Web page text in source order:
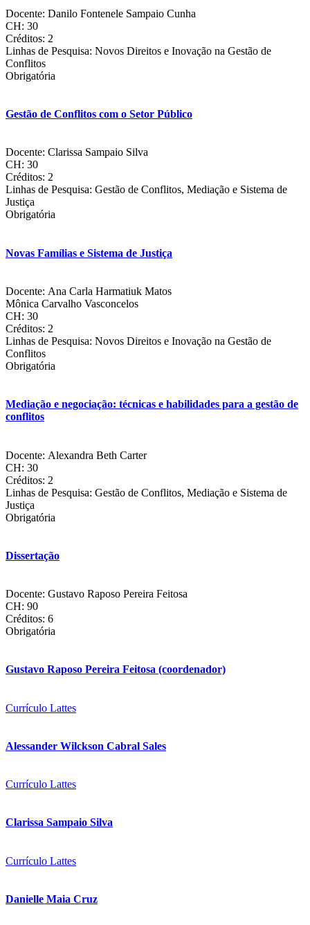
Docente: Danilo Fontenele Sampaio Cunha
CH: 30
Créditos: 2
Linhas de Pesquisa: Novos Direitos e Inovação na Gestão de
Conflitos
Obrigatória
Gestão de Conflitos com o Setor Público
Docente: Clarissa Sampaio Silva
CH: 30
Créditos: 2
Linhas de Pesquisa: Gestão de Conflitos, Mediação e Sistema de
Justiça
Obrigatória
Novas Famílias e Sistema de Justiça
Docente: Ana Carla Harmatiuk Matos
Mônica Carvalho Vasconcelos
CH: 30
Créditos: 2
Linhas de Pesquisa: Novos Direitos e Inovação na Gestão de
Conflitos
Obrigatória
Mediação e negociação: técnicas e habilidades para a gestão de
conflitos
Docente: Alexandra Beth Carter
CH: 30
Créditos: 2
Linhas de Pesquisa: Gestão de Conflitos, Mediação e Sistema de
Justiça
Obrigatória
Dissertação
Docente: Gustavo Raposo Pereira Feitosa
CH: 90
Créditos: 6
Obrigatória
Gustavo Raposo Pereira Feitosa (coordenador)
Currículo Lattes
Alessander Wilckson Cabral Sales
Currículo Lattes
Clarissa Sampaio Silva
Currículo Lattes
Danielle Maia Cruz